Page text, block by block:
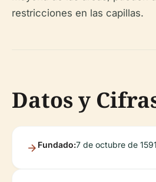
restricciones en las capillas.
Datos y
Fundado:7 de octubre de 1591